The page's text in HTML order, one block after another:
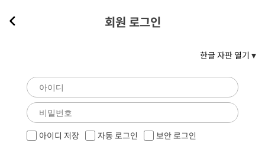
회원 로그인
한글 자판 열기
아이디 저장 자동 로그인 보안 로그인